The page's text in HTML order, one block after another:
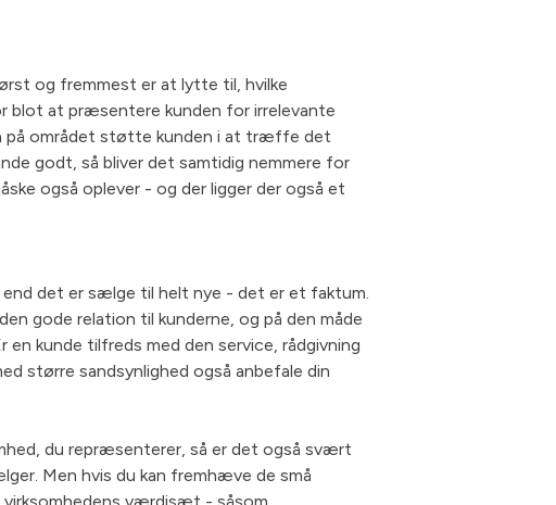
og fremmest er at lytte til, hvilke
blot at præsentere kunden for irrelevante
på området støtte kunden i at træffe det
godt, så bliver det samtidig nemmere for
også oplever - og der ligger der også et
det er sælge til helt nye - det er et faktum.
gode relation til kunderne, og på den måde
en kunde tilfreds med den service, rådgivning
større sandsynlighed også anbefale din
du repræsenterer, så er det også svært
Men hvis du kan fremhæve de små
virksomhedens værdisæt - såsom